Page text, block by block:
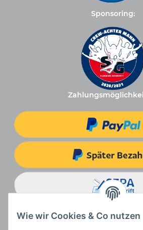
Sponsoring:
Wie wir Cookies & Co nutzen